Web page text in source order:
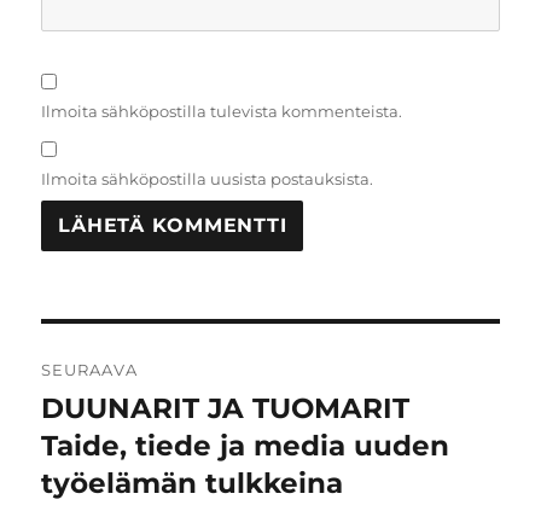
Ilmoita sähköpostilla tulevista kommenteista.
Ilmoita sähköpostilla uusista postauksista.
selaus
SEURAAVA
Seuraava
artikkeli:
DUUNARIT JA TUOMARIT
Taide, tiede ja media uuden
työelämän tulkkeina